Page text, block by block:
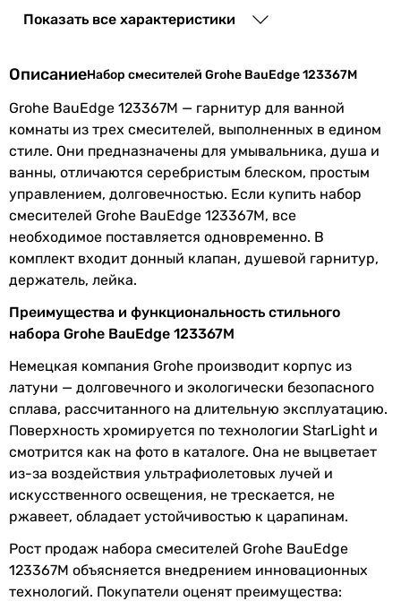
для умывальника, для ванны, для душа
для ванны, для душа, для умывальника
для ванны, для душа, для умывальника
для ванны, для душа, для умывальника
для умывальника, для ванны, для душа
для ванны, для душа, для умывальника
для ванны, для душа, для умывальника
для душа, для умывальника, для ванны
для ванны, для душа, для умывальника
для ванны, для душа, для умывальника
Тип
набор смесителей
набор смесителей
набор смесителей
набор смесителей
набор смесителей
набор смесителей
набор смесителей
набор смесителей
набор смесителей
набор смесителей
Тип поверхности
глянцевая
ванна/душ
смесителя
Дополнительные
особенности
душевой шланг,штанга
Подключение к водопроводу
латунь
Производство
Диаметр
3/8 ″,1/2 ″
Коллекции BauEdge
Комплектация
изделия
с душевым гарнитуром, с
донным клапаном, донный
клапан, лейка, держатель для
душа
ручного душа
Состав набора смесителей
Показать все характеристики
ОписаниеНабор смесителей Grohe BauEdge 123367M
Grohe BauEdge 123367M — гарнитур для ванной
комнаты из трех смесителей, выполненных в едином
стиле. Они предназначены для умывальника, душа и
ванны, отличаются серебристым блеском, простым
управлением, долговечностью. Если купить набор
смесителей Grohe BauEdge 123367M, все
необходимое поставляется одновременно. В
комплект входит донный клапан, душевой гарнитур,
держатель, лейка.
Преимущества и функциональность стильного
набора Grohe BauEdge 123367M
Немецкая компания Grohe производит корпус из
латуни — долговечного и экологически безопасного
сплава, рассчитанного на длительную эксплуатацию.
Поверхность хромируется по технологии StarLight и
смотрится как на фото в каталоге. Она не выцветает
из-за воздействия ультрафиолетовых лучей и
искусственного освещения, не трескается, не
ржавеет, обладает устойчивостью к царапинам.
Рост продаж набора смесителей Grohe BauEdge
123367M объясняется внедрением инновационных
технологий. Покупатели оценят преимущества: